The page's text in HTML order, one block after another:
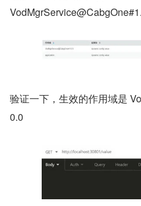
验证一下，生效的作用域是
0.0